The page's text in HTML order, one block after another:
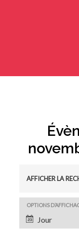
R
e
c
AFFICHER LA
N
OPTIONS
Jour